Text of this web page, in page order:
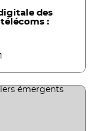
des
: